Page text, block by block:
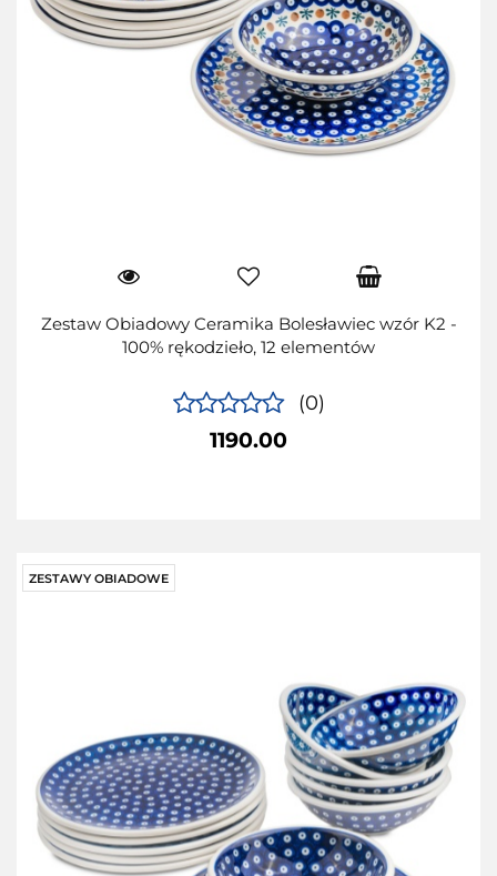
Zestaw Obiadowy Ceramika Bolesławiec wzór K2 -
100% rękodzieło, 12 elementów
(0)
1190.00
ZESTAWY OBIADOWE